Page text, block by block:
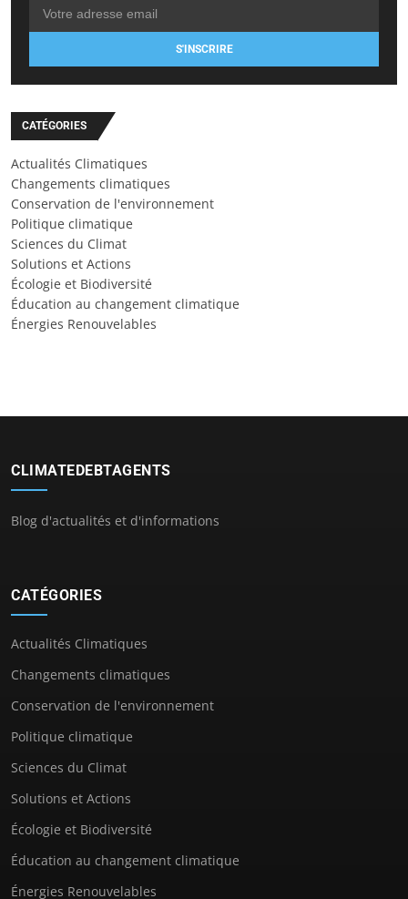
S'INSCRIRE
CATÉGORIES
Actualités Climatiques
Changements climatiques
Conservation de l'environnement
Politique climatique
Sciences du Climat
Solutions et Actions
Écologie et Biodiversité
Éducation au changement climatique
Énergies Renouvelables
CLIMATEDEBTAGENTS
Blog d'actualités et d'informations
CATÉGORIES
Actualités Climatiques
Changements climatiques
Conservation de l'environnement
Politique climatique
Sciences du Climat
Solutions et Actions
Écologie et Biodiversité
Éducation au changement climatique
Énergies Renouvelables